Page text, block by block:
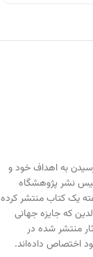
جهت رسیدن به اهداف خود و
نشر پژوهشگاه
یک کتاب منتشر کرده
بر موسوعه ۱۲ جلدی شرف الدین که جایزه جهانی
منتشر شده در
اختصاص داده‌اند.